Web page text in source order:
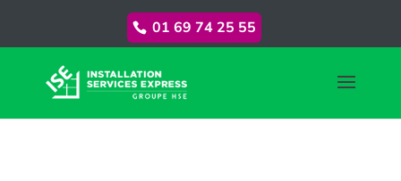
01 69 74 25 55